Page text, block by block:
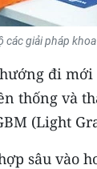
giải pháp
đi
thống và
(Light
sâu vào